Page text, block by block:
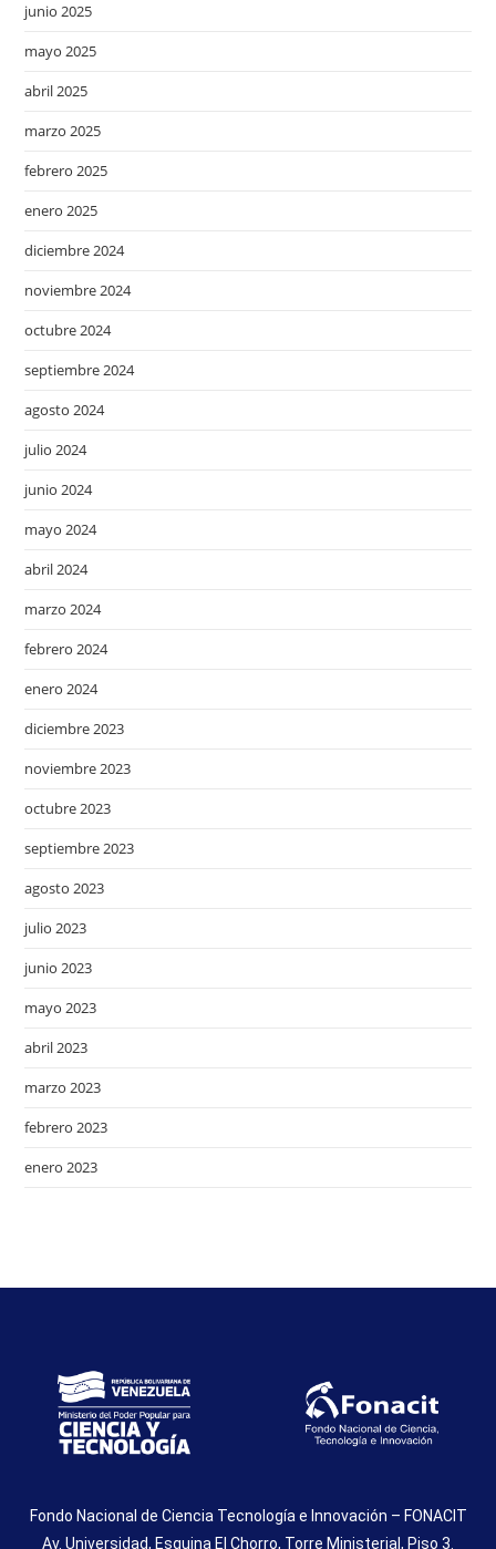
junio 2025
mayo 2025
abril 2025
marzo 2025
febrero 2025
enero 2025
diciembre 2024
noviembre 2024
octubre 2024
septiembre 2024
agosto 2024
julio 2024
junio 2024
mayo 2024
abril 2024
marzo 2024
febrero 2024
enero 2024
diciembre 2023
noviembre 2023
octubre 2023
septiembre 2023
agosto 2023
julio 2023
junio 2023
mayo 2023
abril 2023
marzo 2023
febrero 2023
enero 2023
Fondo Nacional de Ciencia Tecnología e Innovación – FONACIT
Av. Universidad, Esquina El Chorro, Torre Ministerial, Piso 3.